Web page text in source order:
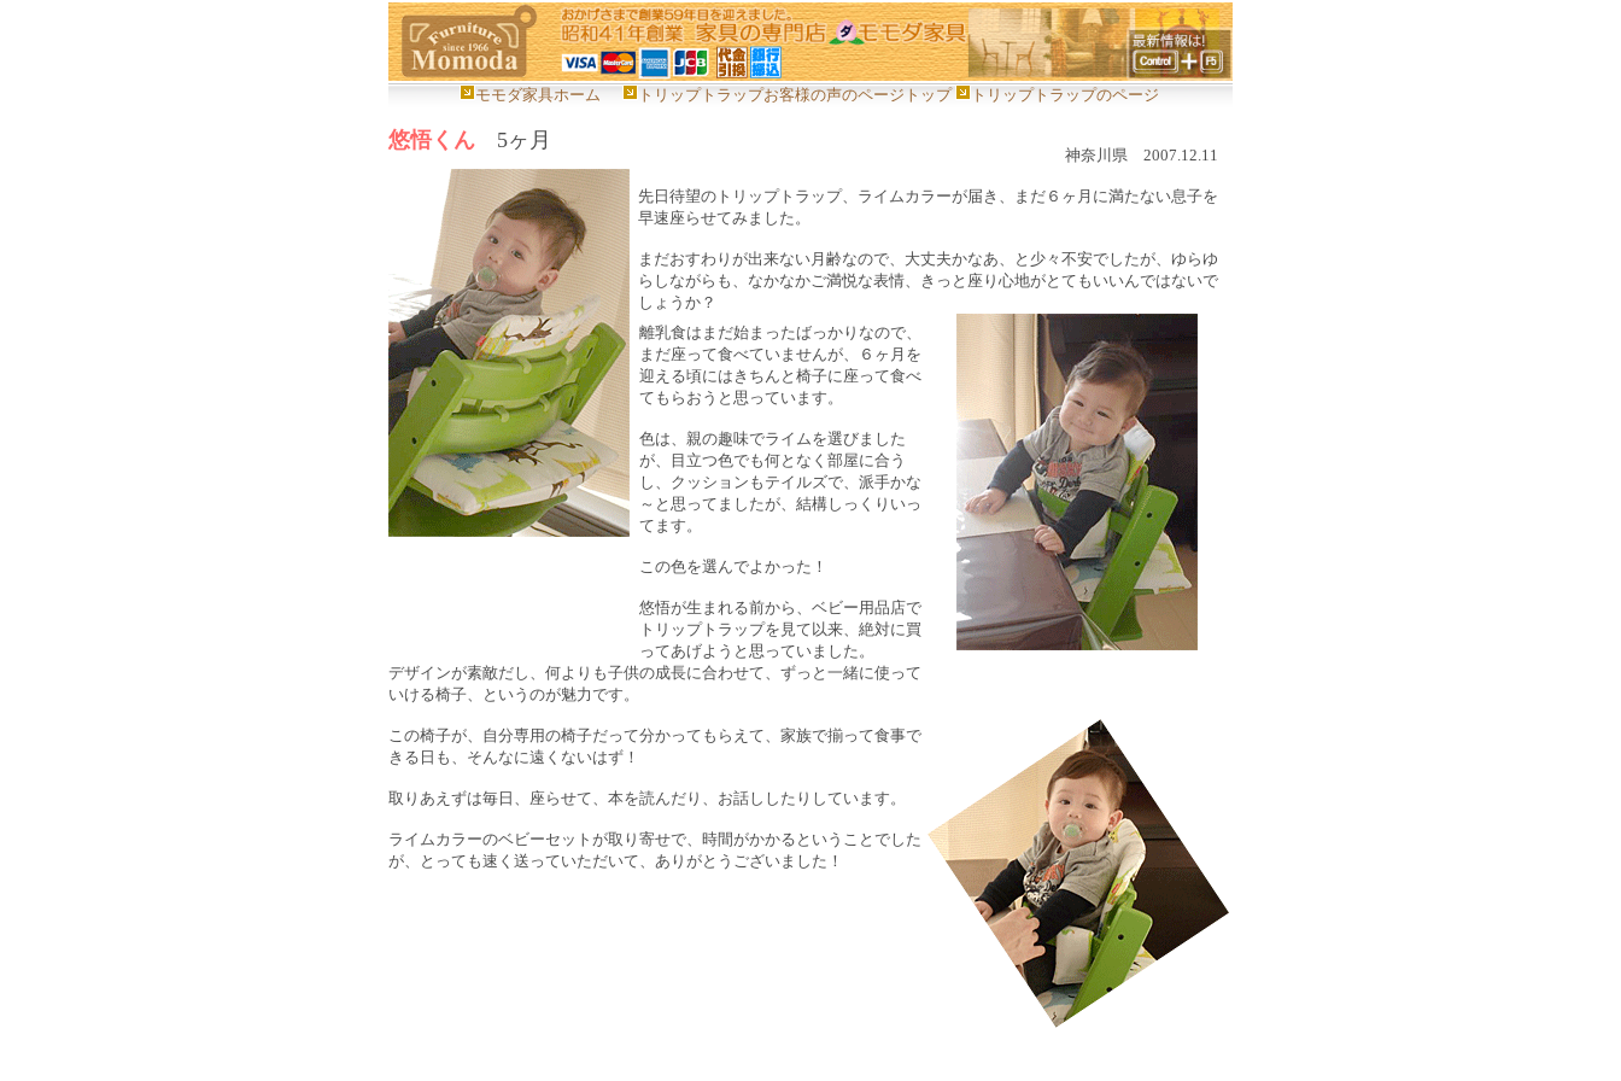
モモダ家具ホーム トリップトラップお客様の声のページトップ トリップトラップのページ
悠悟くん5ヶ月
神奈川県 2007.12.11
先日待望のトリップトラップ、ライムカラーが届き、まだ６ヶ月に満たない息子を
早速座らせてみました。
まだおすわりが出来ない月齢なので、大丈夫かなあ、と少々不安でしたが、ゆらゆ
らしながらも、なかなかご満悦な表情、きっと座り心地がとてもいいんではないで
しょうか？
離乳食はまだ始まったばっかりなので、
まだ座って食べていませんが、６ヶ月を
迎える頃にはきちんと椅子に座って食べ
てもらおうと思っています。
色は、親の趣味でライムを選びました
が、目立つ色でも何となく部屋に合う
し、クッションもテイルズで、派手かな
～と思ってましたが、結構しっくりいっ
てます。
この色を選んでよかった！
悠悟が生まれる前から、ベビー用品店で
トリップトラップを見て以来、絶対に買
ってあげようと思っていました。
デザインが素敵だし、何よりも子供の成長に合わせて、ずっと一緒に使って
いける椅子、というのが魅力です。
この椅子が、自分専用の椅子だって分かってもらえて、家族で揃って食事で
きる日も、そんなに遠くないはず！
取りあえずは毎日、座らせて、本を読んだり、お話ししたりしています。
ライムカラーのベビーセットが取り寄せで、時間がかかるということでした
が、とっても速く送っていただいて、ありがとうございました！